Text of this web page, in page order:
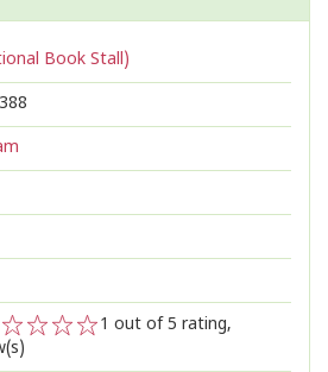
Book Stall)
2
1 out of 5 rating,